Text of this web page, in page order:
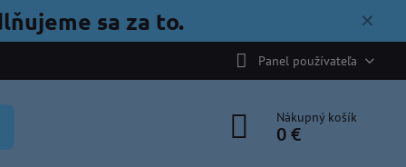
✕
sa za to.
Panel používateľa
Nákupný košík
0 €